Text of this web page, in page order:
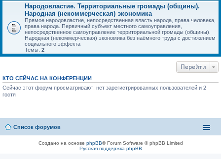
Народовластие. Территориальные громады (общины).
Народная (некоммерческая) экономика
Прямое народовластие, непосредственная власть народа, права человека,
права народа. Первичный субъект местного самоуправления,
непосредственное самоуправление территориальной громады (общины).
Народная (некоммерческая) экономика без наёмного труда с достижением
социального эффекта
Темы: 2
Перейти
КТО СЕЙЧАС НА КОНФЕРЕНЦИИ
Сейчас этот форум просматривают: нет зарегистрированных пользователей и 2
гостя
Список форумов
Создано на основе phpBB® Forum Software © phpBB Limited
Русская поддержка phpBB